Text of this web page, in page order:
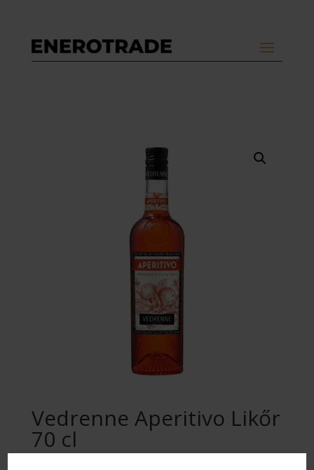
Vedrenne Aperitivo Likőr
70 cl